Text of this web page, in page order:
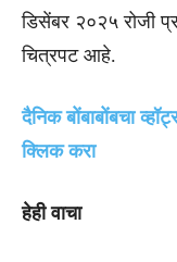
डिसेंबर २०२५ रोजी
चित्रपट आहे.
दैनिक बोंबाबोंबचा
क्लिक करा
हेही वाचा